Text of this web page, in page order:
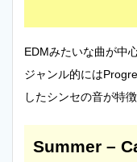
EDMみたいな曲が中
ジャンル的には
したシンセの音が特徴
Summer –